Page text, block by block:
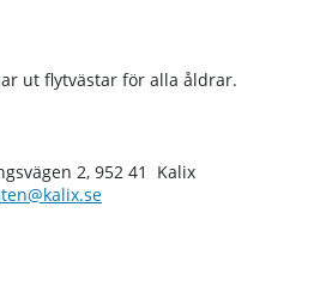
ut flytvästar för alla åldrar.
2, 952 41 Kalix